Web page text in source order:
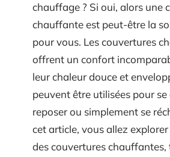
chauffage ? Si oui, alors une
chauffante est peut-être la
pour vous. Les couvertures
offrent un confort
leur chaleur douce et
peuvent être utilisées pour se
reposer ou simplement se
cet article, vous allez
des couvertures